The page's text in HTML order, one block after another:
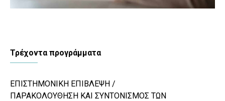
Τρέχοντα προγράμματα
ΕΠΙΣΤΗΜΟΝΙΚΗ ΕΠΙΒΛΕΨΗ /
ΠΑΡΑΚΟΛΟΥΘΗΣΗ ΚΑΙ ΣΥΝΤΟΝΙΣΜΟΣ ΤΩΝ